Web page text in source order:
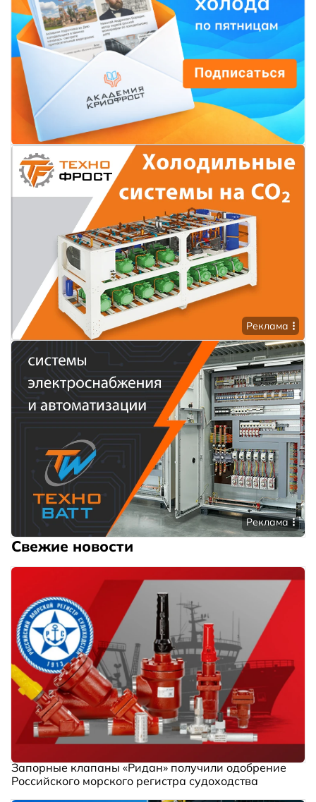
Реклама
Реклама
Свежие новости
Запорные клапаны «Ридан» получили одобрение
Российского морского регистра судоходства